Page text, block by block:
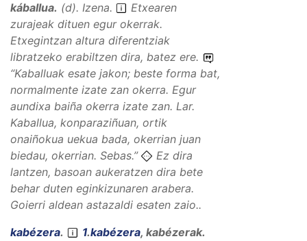
káballua. (d). Izena.
Etxearen
zurajeak dituen egur okerrak.
Etxegintzan altura diferentziak
libratzeko erabiltzen dira, batez ere.
“Kaballuak esate jakon; beste forma bat,
normalmente izate zan okerra. Egur
aundixa baiña okerra izate zan. Lar.
Kaballua, konparaziñuan, ortik
onaiñokua uekua bada, okerrian juan
biedau, okerrian. Sebas.”
Ez dira
lantzen, basoan aukeratzen dira bete
behar duten eginkizunaren arabera.
Goierri aldean astazaldi esaten zaio..
kabézera. 1.kabézera, kabézerak.